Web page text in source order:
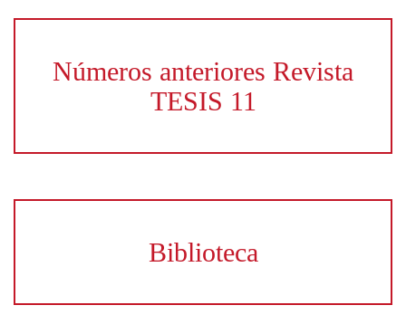
Números anteriores Revista
TESIS 11
Biblioteca